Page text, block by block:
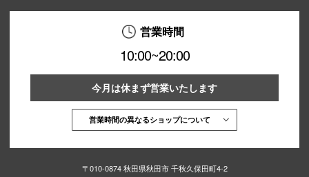
営業時間
10:00~20:00
今月は休まず営業いたします
営業時間の異なるショップについて
〒010-0874 秋田県秋田市 千秋久保田町4-2